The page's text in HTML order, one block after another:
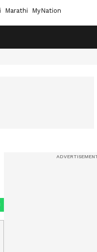
Marathi MyNation